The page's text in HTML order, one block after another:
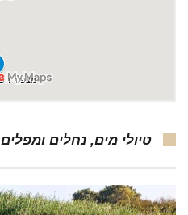
טיולי מים, נחלים ומפלים